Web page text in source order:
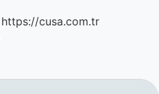
https://cusa.com.tr